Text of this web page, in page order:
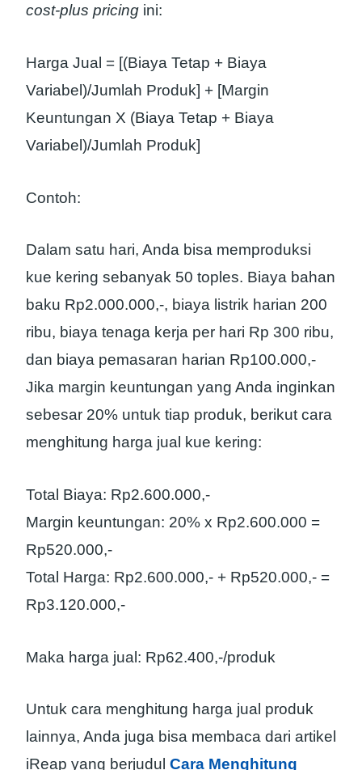
cost-plus pricing ini:
Harga Jual = [(Biaya Tetap + Biaya
Variabel)/Jumlah Produk] + [Margin
Keuntungan X (Biaya Tetap + Biaya
Variabel)/Jumlah Produk]
Contoh:
Dalam satu hari, Anda bisa memproduksi
kue kering sebanyak 50 toples. Biaya bahan
baku Rp2.000.000,-, biaya listrik harian 200
ribu, biaya tenaga kerja per hari Rp 300 ribu,
dan biaya pemasaran harian Rp100.000,-
Jika margin keuntungan yang Anda inginkan
sebesar 20% untuk tiap produk, berikut cara
menghitung harga jual kue kering:
Total Biaya: Rp2.600.000,-
Margin keuntungan: 20% x Rp2.600.000 =
Rp520.000,-
Total Harga: Rp2.600.000,- + Rp520.000,- =
Rp3.120.000,-
Maka harga jual: Rp62.400,-/produk
Untuk cara menghitung harga jual produk
lainnya, Anda juga bisa membaca dari artikel
iReap yang berjudul Cara Menghitung